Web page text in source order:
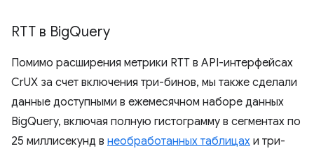
RTT в BigQuery
Помимо расширения метрики RTT в API-интерфейсах
CrUX за счет включения три-бинов, мы также сделали
данные доступными в ежемесячном наборе данных
BigQuery, включая полную гистограмму в сегментах по
25 миллисекунд в необработанных таблицах и три-